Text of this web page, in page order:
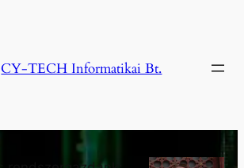
CY-TECH Informatikai Bt.